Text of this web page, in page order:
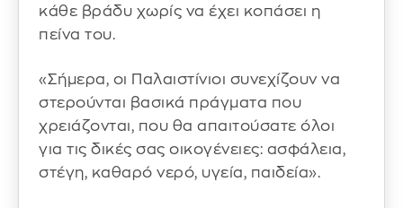
κάθε βράδυ χωρίς να έχει κοπάσει η
πείνα του.
«Σήμερα, οι Παλαιστίνιοι συνεχίζουν να
στερούνται βασικά πράγματα που
χρειάζονται, που θα απαιτούσατε όλοι
για τις δικές σας οικογένειες: ασφάλεια,
στέγη, καθαρό νερό, υγεία, παιδεία».